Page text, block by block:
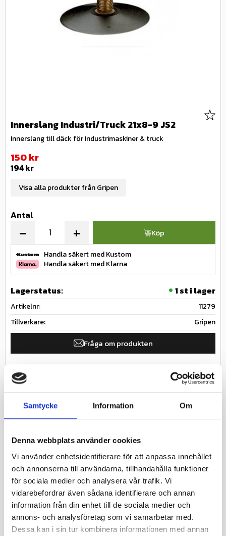
Samtycke Information Om
Denna webbplats använder cookies
Vi använder enhetsidentifierare för att anpassa innehållet
och annonserna till användarna, tillhandahålla funktioner
för sociala medier och analysera vår trafik. Vi
vidarebefordrar även sådana identifierare och annan
information från din enhet till de sociala medier och
annons- och analysföretag som vi samarbetar med.
Dessa kan i sin tur kombinera informationen med annan
Innerslang Industri/Truck 21x8-9 JS2
Innerslang till däck för Industrimaskiner & truck
Nedsatt pris:
150kr
Ordinarie pris:
194kr
Antal
+
- Köp
Handla säkert med Kustom
Handla säkert med Klarna
Lagerstatus 1 st i lager
Artikelnr
11279
Tillverkare
Gripen
Fråga om produkten
Visa alla produkter från Gripen
Specifikationer
leveransdatum
Miljöavgift
0
Fabrikat
Gripen
Nettovikt kg
0.5
Däckstorlek
21